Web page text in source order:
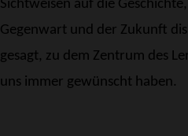
Sichtweisen auf die
Gegenwart und der Zukunft
gesagt, zu dem Zentrum des
uns immer gewünscht haben.